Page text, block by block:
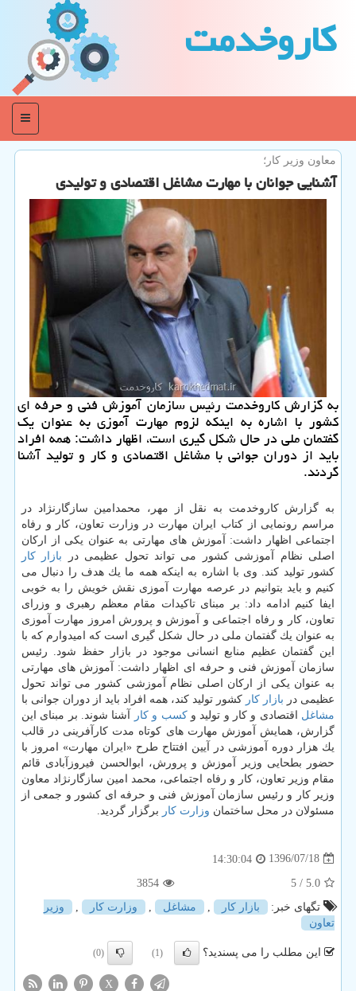
كاروخدمت
منو
معاون وزیر كار؛
آشنایی جوانان با مهارت مشاغل اقتصادی و تولیدی
به گزارش كاروخدمت رئیس سازمان آموزش فنی و حرفه ای
كشور با اشاره به اینكه لزوم مهارت آموزی به عنوان یك
گفتمان ملی در حال شكل گیری است، اظهار داشت: همه افراد
باید از دوران جوانی با مشاغل اقتصادی و كار و تولید آشنا
گردند.
به گزارش كاروخدمت به نقل از مهر، محمدامین سازگارنژاد در
مراسم رونمایی از كتاب ایران مهارت در وزارت تعاون، كار و رفاه
اجتماعی اظهار داشت: آموزش های مهارتی به عنوان یكی از اركان
اصلی نظام آموزشی كشور می تواند تحول عظیمی در بازار كار
كشور تولید كند. وی با اشاره به اینكه همه ما یك هدف را دنبال می
كنیم و باید بتوانیم در عرصه مهارت آموزی نقش خویش را به خوبی
ایفا كنیم ادامه داد: بر مبنای تاكیدات مقام معظم رهبری و وزرای
تعاون، كار و رفاه اجتماعی و آموزش و پرورش امروز مهارت آموزی
به عنوان یك گفتمان ملی در حال شكل گیری است كه امیدوارم كه با
این گفتمان عظیم منابع انسانی موجود در بازار حفظ شود. رئیس
سازمان آموزش فنی و حرفه ای اظهار داشت: آموزش های مهارتی
به عنوان یكی از اركان اصلی نظام آموزشی كشور می تواند تحول
عظیمی در بازار كار كشور تولید كند، همه افراد باید از دوران جوانی با
مشاغل اقتصادی و كار و تولید وكسب و كار
آشنا شوند. بر مبنای این
گزارش، همایش آموزش مهارت های كوتاه مدت كارآفرینی در قالب
یك هزار دوره آموزشی در آیین افتتاح طرح «ایران مهارت» امروز با
حضور بطحایی وزیر آموزش و پرورش، ابوالحسن فیروزآبادی قائم
مقام وزیر تعاون، كار و رفاه اجتماعی، محمد امین سازگارنژاد معاون
وزیر كار و رئیس سازمان آموزش فنی و حرفه ای كشور و جمعی از
مسئولان در محل ساختمان وزارت كار برگزار گردید.
1396/07/18
14:30:04
5.0
/ 5
3854
تگهای خبر:
بازار كار , مشاغل , وزارت كار ,
وزیر
تعاون
این مطلب را می پسندید؟ (1)
(0)
X